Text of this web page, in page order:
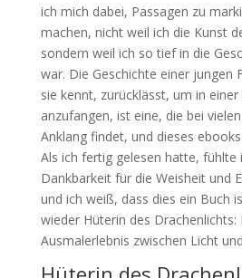
ich mich dabei, Passagen zu
machen, nicht weil ich die Kunst
sondern weil ich so tief in die
war. Die Geschichte einer jungen
sie kennt, zurücklässt, um in
anzufangen, ist eine, die bei
Anklang findet, und dieses
Als ich fertig gelesen hatte, fühlte
Dankbarkeit für die Weisheit und
und ich weiß, dass dies ein Buch
wieder Hüterin des Drachenlichts:
Ausmalerlebnis zwischen Licht